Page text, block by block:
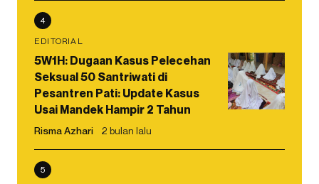
4
EDITORIAL
5W1H: Dugaan Kasus Pelecehan
Seksual 50 Santriwati di
Pesantren Pati: Update Kasus
Usai Mandek Hampir 2 Tahun
Risma Azhari 2 bulan lalu
5